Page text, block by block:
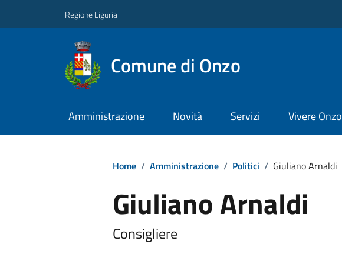
Regione Liguria
Comune di Onzo
Amministrazione Novità Servizi Vivere Onzo
Home / Amministrazione / Politici / Giuliano Arnaldi
Giuliano Arnaldi
Consigliere